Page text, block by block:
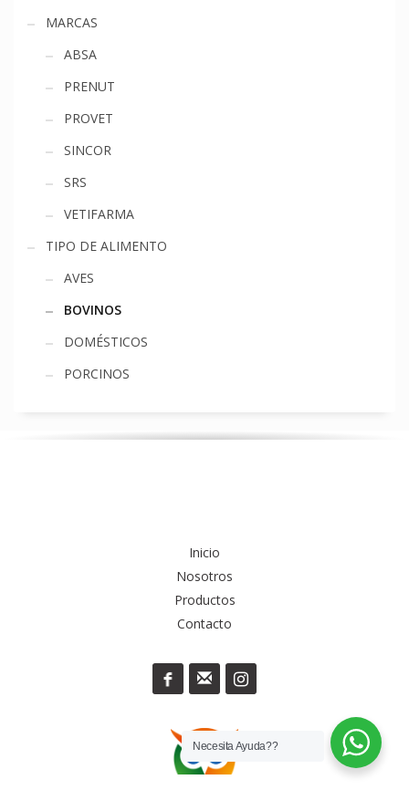
MARCAS
ABSA
PRENUT
PROVET
SINCOR
SRS
VETIFARMA
TIPO DE ALIMENTO
AVES
BOVINOS
DOMÉSTICOS
PORCINOS
Inicio
Nosotros
Productos
Contacto
Necesita Ayuda??